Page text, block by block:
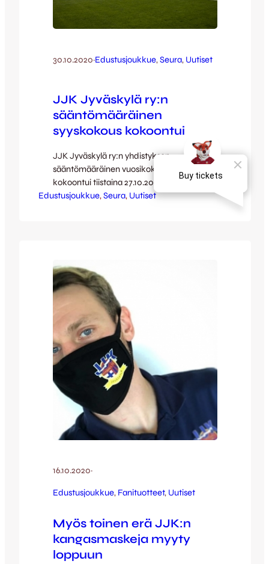
30.10.2020·Edustusjoukkue, Seura, Uutiset
JJK Jyväskylä ry:n
sääntömääräinen
syyskokous kokoontui
JJK Jyväskylä ry:n yhdistyksen
sääntömääräinen vuosikokous kokous
kokoontui tiistaina 27.10.2020. JJK
Jyväskylä ry:n tänä syksynä PRH:ssa
ja uusina jäseninä hallitukseen valittiin Timo
Louhivaara sekä Rositsa Röntynen.
Louhivaaran vastuualueeksi on kaavailtu
seuran urheilullista kehittämistä sekä…
Edustusjoukkue, Seura, Uutiset
16.10.2020·
Edustusjoukkue, Fanituotteet, Uutiset
Myös toinen erä JJK:n
kangasmaskeja myyty
loppuun